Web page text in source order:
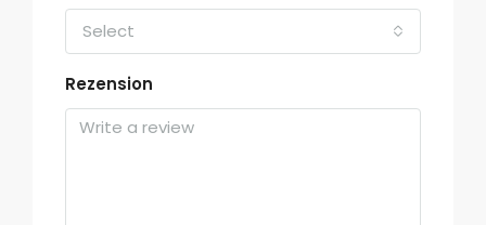
Select
Rezension